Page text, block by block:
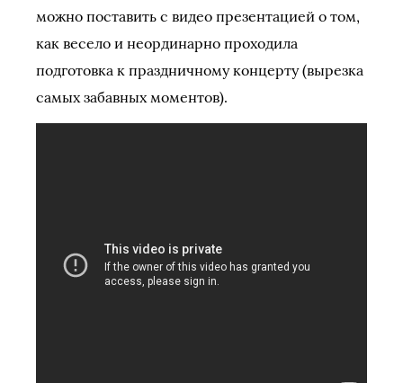
можно поставить с видео презентацией о том,
как весело и неординарно проходила
подготовка к праздничному концерту (вырезка
самых забавных моментов).